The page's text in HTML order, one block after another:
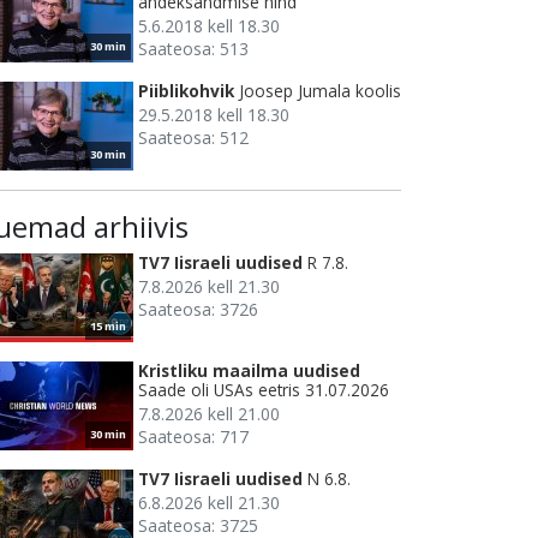
30 min
5.6.2018 kell 18.30
Saateosa: 513
30 min
Piiblikohvik Joosep Jumala koolis
29.5.2018 kell 18.30
Saateosa: 512
arhiivis
15 min
TV7 Iisraeli uudised R 7.8.
7.8.2026 kell 21.30
Saateosa: 3726
30 min
Kristliku maailma uudised
Saade oli USAs eetris 31.07.2026
7.8.2026 kell 21.00
Saateosa: 717
TV7 Iisraeli uudised N 6.8.
6.8.2026 kell 21.30
Saateosa: 3725